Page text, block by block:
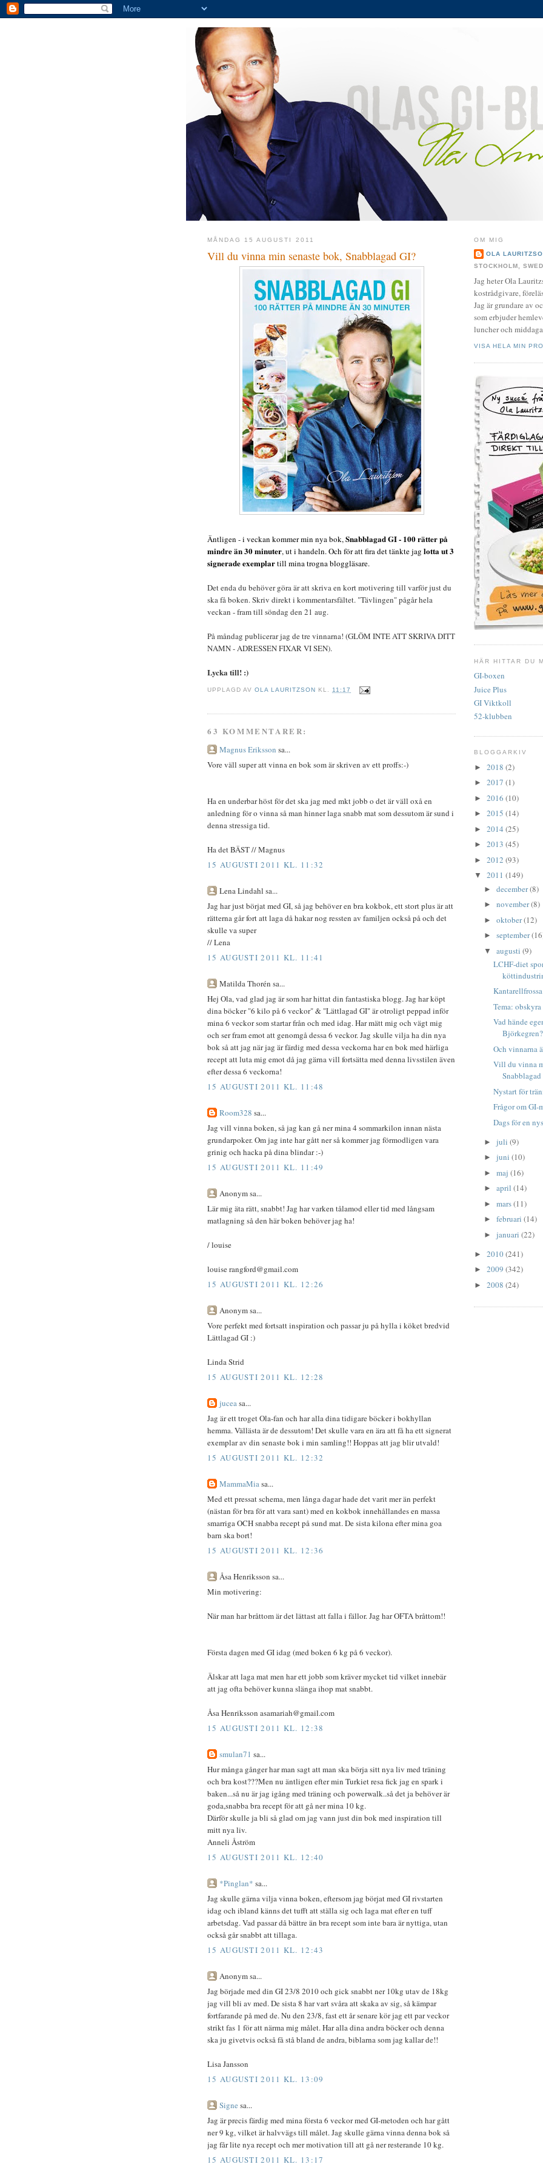
MÅNDAG 15 AUGUSTI 2011
Vill du vinna min senaste bok, Snabblagad GI?
Äntligen - i veckan kommer min nya bok,Snabblagad GI - 100 rätter på
mindre än 30 minuter, ut i handeln. Och för att fira det tänkte jag lotta ut 3
signerade exemplartill mina trogna bloggläsare.
Det enda du behöver göra är att skriva en kort motivering till varför just du
ska få boken. Skriv direkt i kommentarsfältet. "Tävlingen" pågår hela
veckan - fram till söndag den 21 aug.
På måndag publicerar jag de tre vinnarna! (GLÖM INTE ATT SKRIVA DITT
NAMN - ADRESSEN FIXAR VI SEN).
Lycka till! :)
UPPLAGD AVOLA LAURITZSON KL.11:17
63 KOMMENTARER:
Magnus Eriksson sa...
Vore väll super att vinna en bok som är skriven av ett proffs:-)
Ha en underbar höst för det ska jag med mkt jobb o det är väll oxå en
anledning för o vinna så man hinner laga snabb mat som dessutom är sund i
denna stressiga tid.
Ha det BÄST // Magnus
15 AUGUSTI 2011 KL. 11:32
Lena Lindahl sa...
Jag har just börjat med GI, så jag behöver en bra kokbok, ett stort plus är att
rätterna går fort att laga då hakar nog ressten av familjen också på och det
skulle va super
// Lena
15 AUGUSTI 2011 KL. 11:41
Matilda Thorén sa...
Hej Ola, vad glad jag är som har hittat din fantastiska blogg. Jag har köpt
dina böcker "6 kilo på 6 veckor" & "Lättlagad GI" är otroligt peppad inför
mina 6 veckor som startar från och med idag. Har mätt mig och vägt mig
och ser fram emot att genomgå dessa 6 veckor. Jag skulle vilja ha din nya
bok så att jag när jag är färdig med dessa veckorna har en bok med härliga
recept att luta mig emot då jag gärna vill fortsätta med denna livsstilen även
efter dessa 6 veckorna!
15 AUGUSTI 2011 KL. 11:48
Room328 sa...
Jag vill vinna boken, så jag kan gå ner mina 4 sommarkilon innan nästa
grundarpoker. Om jag inte har gått ner så kommer jag förmodligen vara
grinig och hacka på dina blindar :-)
15 AUGUSTI 2011 KL. 11:49
Anonym sa...
Lär mig äta rätt, snabbt! Jag har varken tålamod eller tid med långsam
matlagning så den här boken behöver jag ha!
/ louise
louise rangford@gmail.com
15 AUGUSTI 2011 KL. 12:26
Anonym sa...
Vore perfekt med fortsatt inspiration och passar ju på hylla i köket bredvid
Lättlagad GI :)
Linda Strid
15 AUGUSTI 2011 KL. 12:28
juceasa...
Jag är ett troget Ola-fan och har alla dina tidigare böcker i bokhyllan
hemma. Vällästa är de dessutom! Det skulle vara en ära att få ha ett signerat
exemplar av din senaste bok i min samling!! Hoppas att jag blir utvald!
15 AUGUSTI 2011 KL. 12:32
MammaMiasa...
Med ett pressat schema, men långa dagar hade det varit mer än perfekt
(nästan för bra för att vara sant) med en kokbok innehållandes en massa
smarriga OCH snabba recept på sund mat. De sista kilona efter mina goa
barn ska bort!
15 AUGUSTI 2011 KL. 12:36
Åsa Henriksson sa...
Min motivering:
När man har bråttom är det lättast att falla i fällor. Jag har OFTA bråttom!!
Första dagen med GI idag (med boken 6 kg på 6 veckor).
Älskar att laga mat men har ett jobb som kräver mycket tid vilket innebär
att jag ofta behöver kunna slänga ihop mat snabbt.
Åsa Henriksson asamariah@gmail.com
15 AUGUSTI 2011 KL. 12:38
smulan71 sa...
Hur många gånger har man sagt att man ska börja sitt nya liv med träning
och bra kost???Men nu äntligen efter min Turkiet resa fick jag en spark i
baken...så nu är jag igång med träning och powerwalk..så det ja behöver är
goda,snabba bra recept för att gå ner mina 10 kg.
Därför skulle ja bli så glad om jag vann just din bok med inspiration till
mitt nya liv.
Anneli Åström
15 AUGUSTI 2011 KL. 12:40
*Pinglan* sa...
Jag skulle gärna vilja vinna boken, eftersom jag börjat med GI rivstarten
idag och ibland känns det tufft att ställa sig och laga mat efter en tuff
arbetsdag. Vad passar då bättre än bra recept som inte bara är nyttiga, utan
också går snabbt att tillaga.
15 AUGUSTI 2011 KL. 12:43
Anonym sa...
Jag började med din GI 23/8 2010 och gick snabbt ner 10kg utav de 18kg
jag vill bli av med. De sista 8 har vart svåra att skaka av sig, så kämpar
fortfarande på med de. Nu den 23/8, fast ett år senare kör jag ett par veckor
strikt fas 1 för att närma mig målet. Har alla dina andra böcker och denna
ska ju givetvis också få stå bland de andra, biblarna som jag kallar de!!
Lisa Jansson
15 AUGUSTI 2011 KL. 13:09
Signe sa...
Jag är precis färdig med mina första 6 veckor med GI-metoden och har gått
ner 9 kg, vilket är halvvägs till målet. Jag skulle gärna vinna denna bok så
jag får lite nya recept och mer motivation till att gå ner resterande 10 kg.
15 AUGUSTI 2011 KL. 13:17
OM MIG
OLA
STOCKHOLM,
Jag heter Ola
kostrådgivare,
Jag är grundare av
som erbjuder
luncher och
VISA HELA MIN
HÄR HITTAR DU
GI-boxen
Juice Plus
GI Viktkoll
52-klubben
BLOGGARKIV
► 2018 (2)
► 2017 (1)
► 2016 (10)
► 2015 (14)
► 2014 (25)
► 2013 (45)
► 2012 (93)
▼ 2011 (149)
► december(8)
► november(8)
► oktober(12)
► september
▼ augusti (9)
LCHF-diet
Tema:
Vad hände
Björkegren?
Och vinnarna
Vill du vinna
Nystart för
Frågor om GI-
Dags för en
► juli (9)
► juni (10)
► maj (16)
► april (14)
► mars(11)
► februari (14)
► januari (22)
► 2010(241)
► 2009 (342)
► 2008 (24)